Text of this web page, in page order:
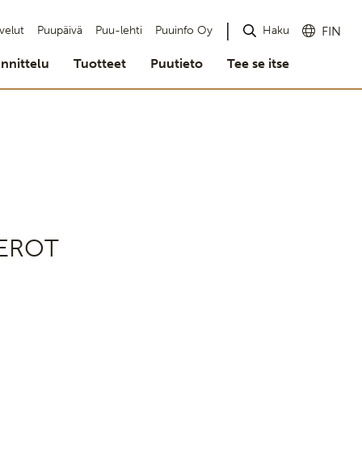
Puupäivä Puu-lehti Puuinfo Oy Haku FIN
Tuotteet Puutieto Tee se itse